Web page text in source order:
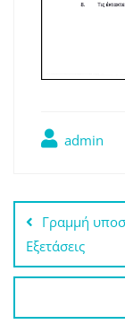
admin
άρθρων
Γραμμή
Εξετάσεις